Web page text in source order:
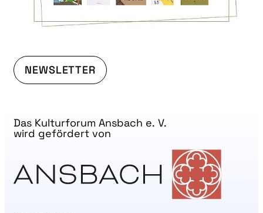
NEWSLETTER
Das Kulturforum Ansbach e. V.
wird gefördert von